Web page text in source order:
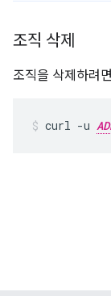
조직 삭제
조직을 삭제하려
curl -u